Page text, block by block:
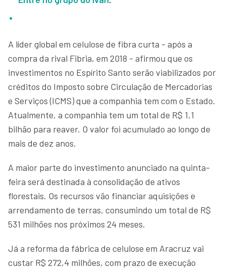
A líder global em celulose de fibra curta - após a
compra da rival Fibria, em 2018 - afirmou que os
investimentos no Espírito Santo serão viabilizados por
créditos do Imposto sobre Circulação de Mercadorias
e Serviços (ICMS) que a companhia tem com o Estado.
Atualmente, a companhia tem um total de R$ 1,1
bilhão para reaver. O valor foi acumulado ao longo de
mais de dez anos.
A maior parte do investimento anunciado na quinta-
feira será destinada à consolidação de ativos
florestais. Os recursos vão financiar aquisições e
arrendamento de terras, consumindo um total de R$
531 milhões nos próximos 24 meses.
Já a reforma da fábrica de celulose em Aracruz vai
custar R$ 272,4 milhões, com prazo de execução